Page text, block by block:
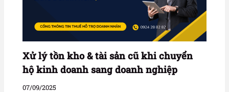
Xử lý tồn kho & tài sản cũ khi chuyển
hộ kinh doanh sang doanh nghiệp
07/09/2025